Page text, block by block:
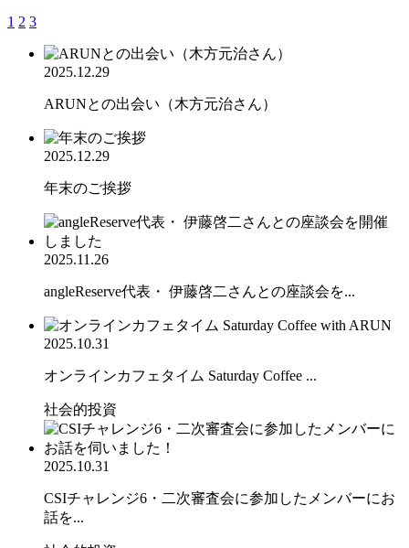
1 2 3
2025.12.29
ARUNとの出会い（木方元治さん）
2025.12.29
年末のご挨拶
2025.11.26
angleReserve代表・ 伊藤啓二さんとの座談会を...
2025.10.31
オンラインカフェタイム Saturday Coffee ...
社会的投資
2025.10.31
CSIチャレンジ6・二次審査会に参加したメンバーにお
話を...